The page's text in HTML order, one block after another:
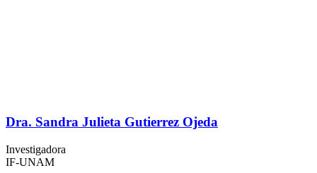
Dra. Sandra Julieta Gutierrez Ojeda
Investigadora
IF-UNAM